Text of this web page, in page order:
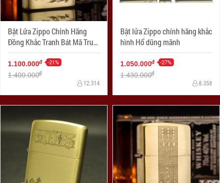
Bật Lửa Zippo Chính Hãng
Đồng Khắc Tranh Bát Mã Truy
Phong
1.100.000đ -21%
1.400.000đ
12.314
Bật lửa Zippo chính hãng khắc
hình Hổ dũng mãnh
1.050.000đ -27%
1.430.000đ
8.358